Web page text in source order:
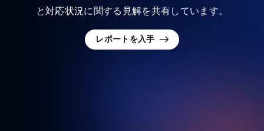
と対応状況に関する見解を共有しています。
レポートを入手